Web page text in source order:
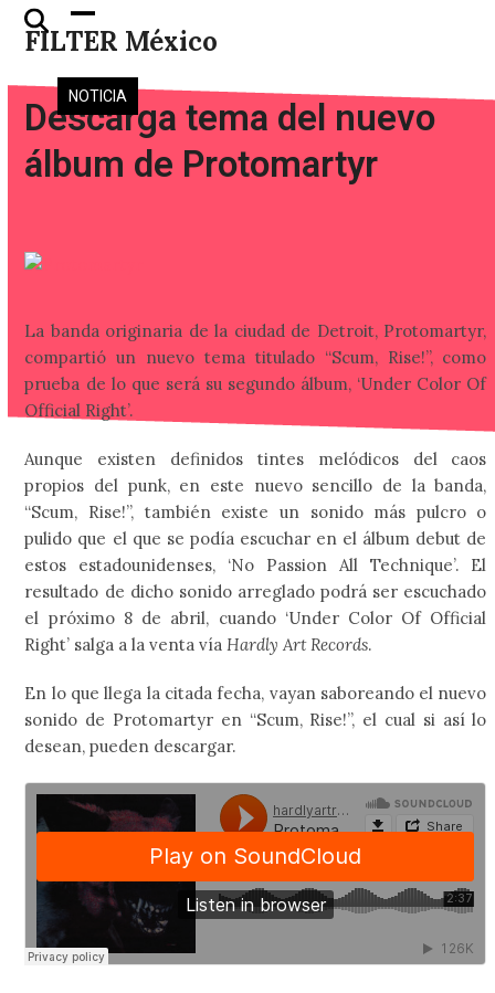
Skip
FILTER México
Open
mobile
menu
Close
mobile
menu
NOTICIA
Descarga tema del nuevo
álbum de Protomartyr
La banda originaria de la ciudad de Detroit, Protomartyr,
compartió un nuevo tema titulado “Scum, Rise!”, como
prueba de lo que será su segundo álbum, ‘Under Color Of
Official Right’.
Aunque existen definidos tintes melódicos del caos
propios del punk, en este nuevo sencillo de la banda,
“Scum, Rise!”, también existe un sonido más pulcro o
pulido que el que se podía escuchar en el álbum debut de
estos estadounidenses, ‘No Passion All Technique’. El
resultado de dicho sonido arreglado podrá ser escuchado
el próximo 8 de abril, cuando ‘Under Color Of Official
Right’ salga a la venta víaHardly Art Records.
En lo que llega la citada fecha, vayan saboreando el nuevo
sonido de Protomartyr en “Scum, Rise!”, el cual si así lo
desean, pueden descargar.